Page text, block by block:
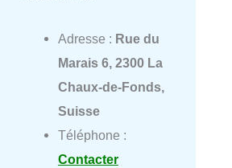
Adresse : Rue du
Marais 6, 2300 La
Chaux-de-Fonds,
Suisse
Téléphone :
Contacter